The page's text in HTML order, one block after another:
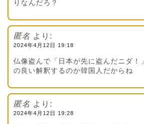
りなんだろ？
匿名 より:
2024年4月12日 19:18
仏像盗んで「日本が先に盗んだニダ！
の良い解釈するのか韓国人だからね
匿名 より:
2024年4月12日 19:28